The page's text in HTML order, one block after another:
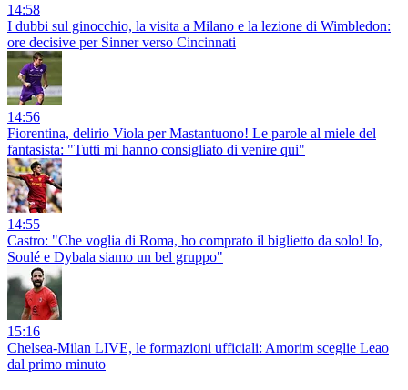
14:58
I dubbi sul ginocchio, la visita a Milano e la lezione di Wimbledon:
ore decisive per Sinner verso Cincinnati
14:56
Fiorentina, delirio Viola per Mastantuono! Le parole al miele del
fantasista: "Tutti mi hanno consigliato di venire qui"
14:55
Castro: "Che voglia di Roma, ho comprato il biglietto da solo! Io,
Soulé e Dybala siamo un bel gruppo"
15:16
Chelsea-Milan LIVE, le formazioni ufficiali: Amorim sceglie Leao
dal primo minuto